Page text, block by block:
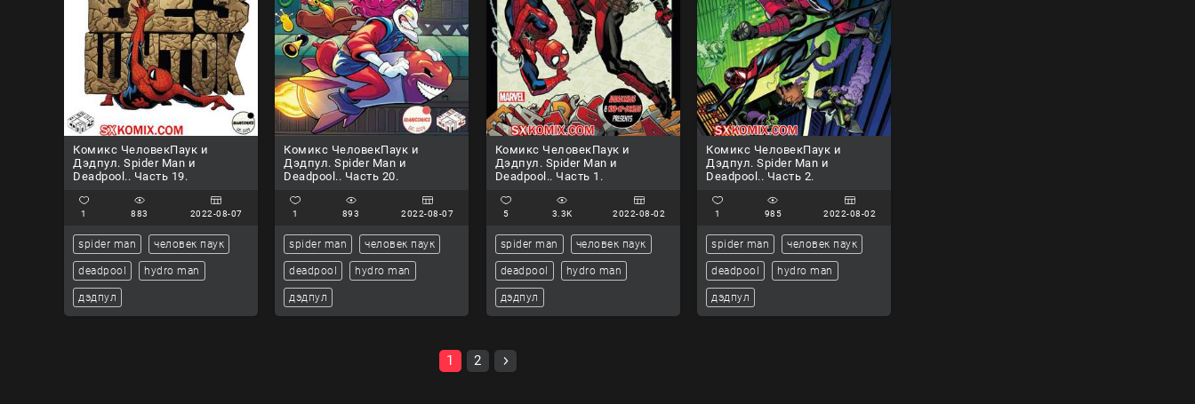
Комикс ЧеловекПаук и
Дэдпул. Spider Man и
Deadpool.. Часть 19.
1 883 2022-08-07
spider man человек паук
deadpool hydro man
дэдпул
Комикс ЧеловекПаук и
Дэдпул. Spider Man и
Deadpool.. Часть 20.
1 893 2022-08-07
spider man человек паук
deadpool hydro man
дэдпул
Комикс ЧеловекПаук и
Дэдпул. Spider Man и
Deadpool.. Часть 1.
5 3.3K 2022-08-02
spider man человек паук
deadpool hydro man
дэдпул
Комикс ЧеловекПаук и
Дэдпул. Spider Man и
Deadpool.. Часть 2.
1 985 2022-08-02
spider man человек паук
deadpool hydro man
дэдпул
1 2